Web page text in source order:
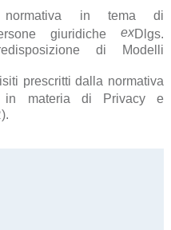
normativa in tema di
giuridicheexDlgs.
di Modelli
prescritti dalla normativa
in materia di Privacy e